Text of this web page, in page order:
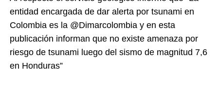
entidad encargada de dar alerta por tsunami en
Colombia es la @Dimarcolombia y en esta
publicación informan que no existe amenaza por
riesgo de tsunami luego del sismo de magnitud 7,6
en Honduras”